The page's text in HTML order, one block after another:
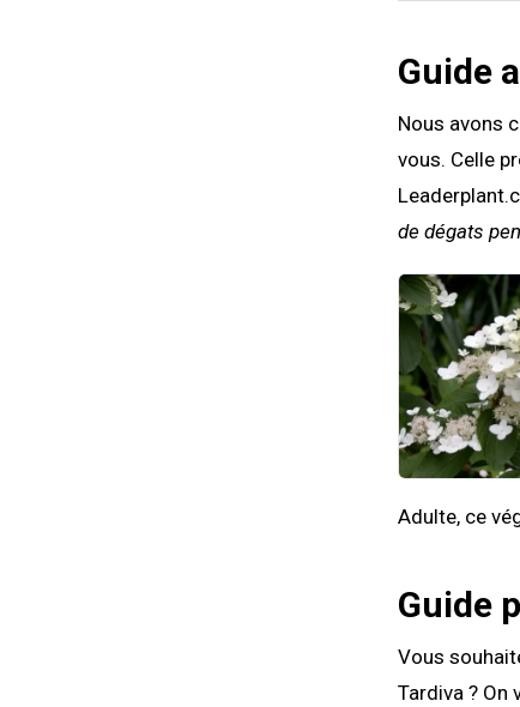
Guide
Nous avons
vous. Celle
de dégats
Adulte, ce
Guide
Vous
Tardiva ?